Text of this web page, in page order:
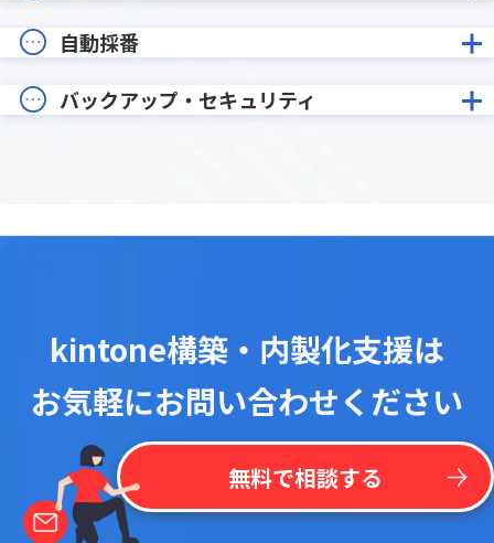
自動採番
バックアップ・セキュリティ
kintone構築・内製化支援は
お気軽にお問い合わせください
無料で相談する